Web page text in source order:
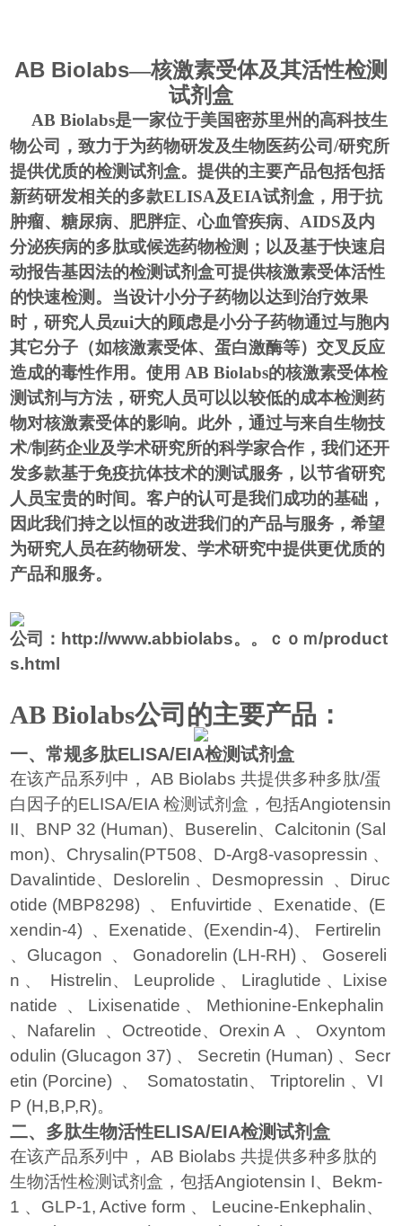
AB Biolabs—核激素受体及其活性检测
试剂盒
AB Biolabs是一家位于美国密苏里州的高科技生
物公司，致力于为药物研发及生物医药公司/研究所
提供优质的检测试剂盒。提供的主要产品包括包括
新药研发相关的多款ELISA及EIA试剂盒，用于抗
肿瘤、糖尿病、肥胖症、心血管疾病、AIDS及内
分泌疾病的多肽或候选药物检测；以及基于快速启
动报告基因法的检测试剂盒可提供核激素受体活性
的快速检测。当设计小分子药物以达到治疗效果
时，研究人员zui大的顾虑是小分子药物通过与胞内
其它分子（如核激素受体、蛋白激酶等）交叉反应
造成的毒性作用。使用 AB Biolabs的核激素受体检
测试剂与方法，研究人员可以以较低的成本检测药
物对核激素受体的影响。此外，通过与来自生物技
术/制药企业及学术研究所的科学家合作，我们还开
发多款基于免疫抗体技术的测试服务，以节省研究
人员宝贵的时间。客户的认可是我们成功的基础，
因此我们持之以恒的改进我们的产品与服务，希望
为研究人员在药物研发、学术研究中提供更优质的
产品和服务。
公司： http://www.abbiolabs。。ｃｏｍ/product
s.html
AB Biolabs公司的主要产品：
一、常规多肽ELISA/EIA检测试剂盒
在该产品系列中， AB Biolabs共提供多种多肽/蛋
白因子的ELISA/EIA检测试剂盒，包括Angiotensin
II、 BNP 32 (Human)、 Buserelin、 Calcitonin (Sal
mon)、 Chrysalin(PT508、 D-Arg8-vasopressin 、
Davalintide、 Deslorelin 、 Desmopressin 、 Diruc
otide (MBP8298) 、 Enfuvirtide 、 Exenatide、 (E
xendin-4) 、 Exenatide、 (Exendin-4)、
Fertirelin
、 Glucagon 、 Gonadorelin (LH-RH) 、
Gosereli
n 、 Histrelin、 Leuprolide 、 Liraglutide 、 Lixise
natide 、 Lixisenatide 、
Methionine-Enkephalin
、 Nafarelin 、 Octreotide、 Orexin A 、
Oxyntom
odulin (Glucagon 37) 、 Secretin (Human) 、 Secr
etin (Porcine) 、 Somatostatin、 Triptorelin 、VI
P (H,B,P,R)。
二、多肽生物活性ELISA/EIA检测试剂盒
在该产品系列中， AB Biolabs共提供多种多肽的
生物活性检测试剂盒，包括Angiotensin I、 Bekm-
1 、 GLP-1, Active form 、 Leucine-Enkephalin、